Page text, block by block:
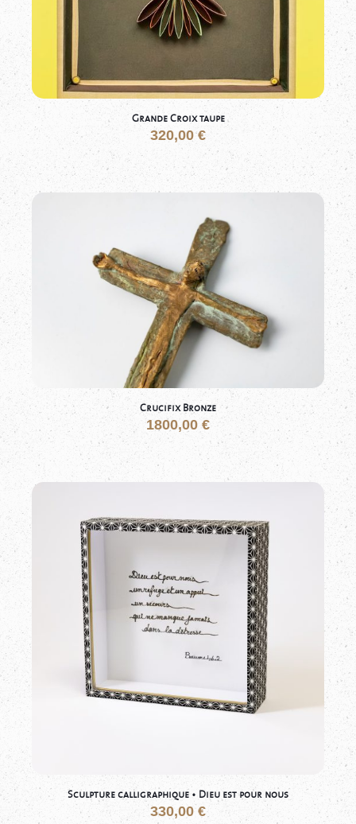
Grande Croix taupe
320,00€
Crucifix Bronze
1800,00 €
Sculpture calligraphique • Dieu est pour nous
330,00 €